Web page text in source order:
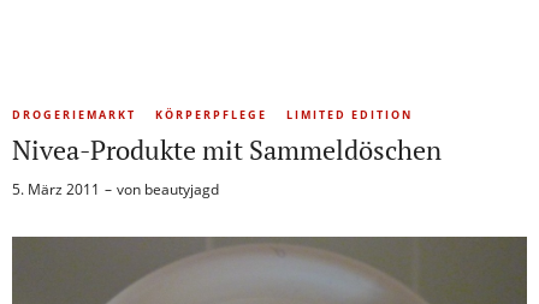
DROGERIEMARKT KÖRPERPFLEGE LIMITED EDITION
Nivea-Produkte mit Sammeldöschen
5. März 2011 von beautyjagd